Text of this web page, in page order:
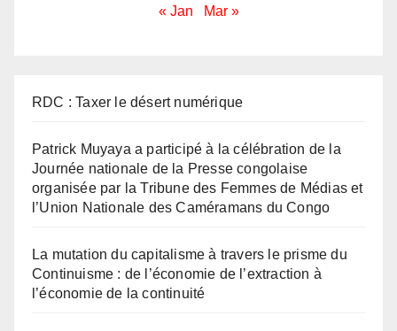
« Jan Mar »
RDC : Taxer le désert numérique
Patrick Muyaya a participé à la célébration de la
Journée nationale de la Presse congolaise
organisée par la Tribune des Femmes de Médias et
l’Union Nationale des Caméramans du Congo
La mutation du capitalisme à travers le prisme du
Continuisme : de l’économie de l’extraction à
l’économie de la continuité